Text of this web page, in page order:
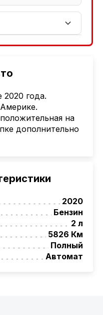
2020 года.
на
дополнительно
доставки
2020
Бензин
2 л
5826 Км
Полный
Автомат
| EUR 6.99%
18.9%
сделкам
10% (остальные)